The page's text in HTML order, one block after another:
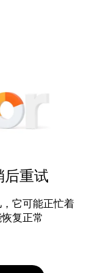
后重试
它可能正忙着
复正常